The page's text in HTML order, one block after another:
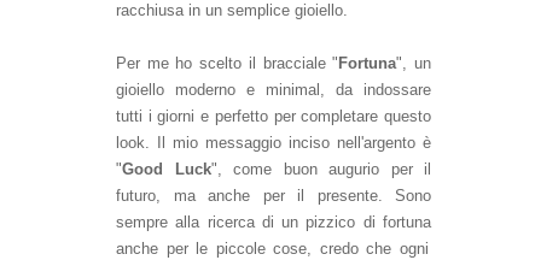
racchiusa in un semplice gioiello.
Per me ho scelto il bracciale " Fortuna", un
gioiello moderno e minimal, da indossare
tutti i giorni e perfetto per completare questo
look. Il mio messaggio inciso nell'argento è
"Good Luck", come buon augurio per il
futuro, ma anche per il presente. Sono
sempre alla ricerca di un pizzico di fortuna
anche per le piccole cose, credo che ogni